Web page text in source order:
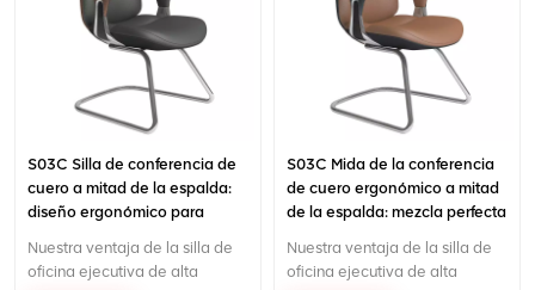
S03C Silla de conferencia de
cuero a mitad de la espalda:
diseño ergonómico para
Nuestra ventaja de la silla de
oficina ejecutiva de alta
S03C Mida de la conferencia
de cuero ergonómico a mitad
de la espalda: mezcla perfecta
Nuestra ventaja de la silla de
oficina ejecutiva de alta